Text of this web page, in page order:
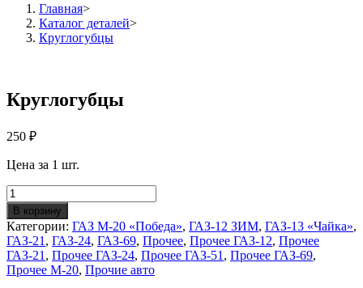
Главная>
Каталог деталей>
Круглогубцы
Круглогубцы
250 ₽
Цена за 1 шт.
Количество
Круглогубцы
В корзину
Категории: ГАЗ М-20 «Победа», ГАЗ-12 ЗИМ, ГАЗ-13 «Чайка»,
ГАЗ-21 , ГАЗ-24, ГАЗ-69, Прочее, Прочее ГАЗ-12, Прочее
ГАЗ-21 , Прочее ГАЗ-24, Прочее ГАЗ-51 , Прочее ГАЗ-69,
Прочее М-20, Прочие авто